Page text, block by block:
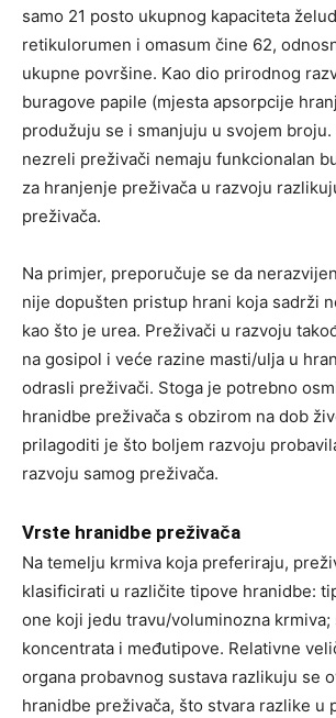
samo 21 posto ukupnog kapaciteta
retikulorumen i omasum čine 62,
ukupne površine. Kao dio prirodnog
buragove papile (mjesta apsorpcije
produžuju se i smanjuju u svojem broju.
nezreli preživači nemaju funkcionalan
za hranjenje preživača u razvoju
preživača.
Na primjer, preporučuje se da
nije dopušten pristup hrani koja sadrži
kao što je urea. Preživači u razvoju
na gosipol i veće razine masti/ulja u
odrasli preživači. Stoga je potrebno
hranidbe preživača s obzirom na dob
prilagoditi je što boljem razvoju
razvoju samog preživača.
Vrste hranidbe preživača
Na temelju krmiva koja preferiraju,
klasificirati u različite tipove hranidbe:
one koji jedu travu/voluminozna krmiva;
koncentrata i međutipove. Relativne
organa probavnog sustava razlikuju se
hranidbe preživača, što stvara razlike u